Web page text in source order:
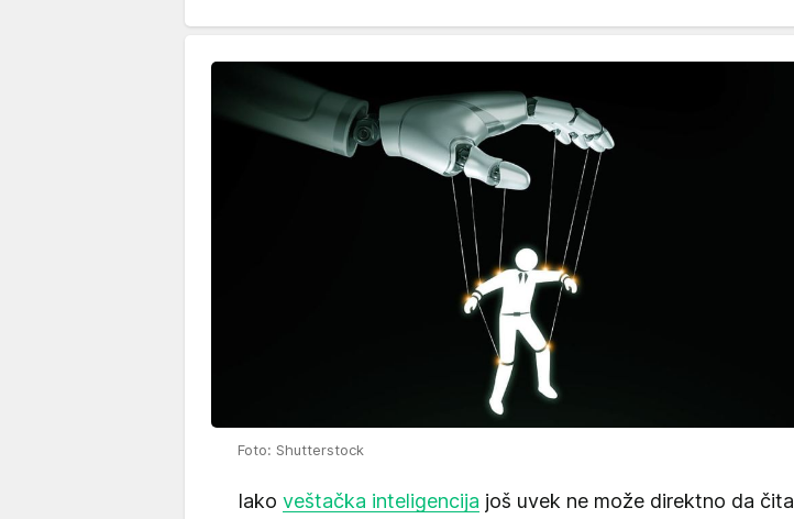
Foto: Shutterstock
Iako veštačka inteligencija još uvek ne može direktno da čita